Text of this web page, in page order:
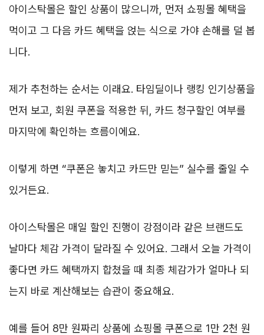
아이스탁몰은 할인 상품이 많으니까, 먼저 쇼핑몰 혜택을
먹이고 그 다음 카드 혜택을 얹는 식으로 가야 손해를 덜 봅
니다.
제가 추천하는 순서는 이래요. 타임딜이나 랭킹 인기상품을
먼저 보고, 회원 쿠폰을 적용한 뒤, 카드 청구할인 여부를
마지막에 확인하는 흐름이에요.
이렇게 하면 “쿠폰은 놓치고 카드만 믿는” 실수를 줄일 수
있거든요.
아이스탁몰은 매일 할인 진행이 강점이라 같은 브랜드도
날마다 체감 가격이 달라질 수 있어요. 그래서 오늘 가격이
좋다면 카드 혜택까지 합쳤을 때 최종 체감가가 얼마나 되
는지 바로 계산해보는 습관이 중요해요.
예를 들어 8만 원짜리 상품에 쇼핑몰 쿠폰으로 1만 2천 원